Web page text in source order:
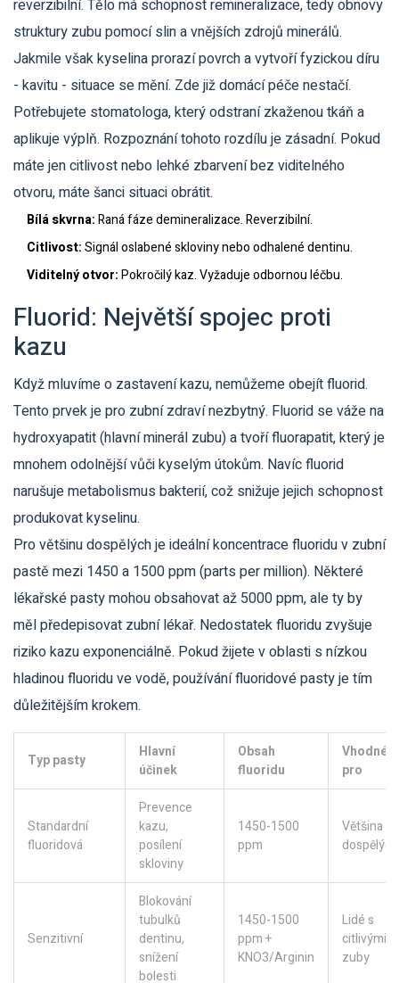
reverzibilní. Tělo má schopnost remineralizace, tedy obnovy
struktury zubu pomocí slin a vnějších zdrojů minerálů.
Jakmile však kyselina prorazí povrch a vytvoří fyzickou díru
- kavitu - situace se mění. Zde již domácí péče nestačí.
Potřebujete stomatologa, který odstraní zkaženou tkáň a
aplikuje výplň. Rozpoznání tohoto rozdílu je zásadní. Pokud
máte jen citlivost nebo lehké zbarvení bez viditelného
otvoru, máte šanci situaci obrátit.
Bílá skvrna:Raná fáze demineralizace. Reverzibilní.
Citlivost:Signál oslabené skloviny nebo odhalené dentinu.
Viditelný otvor:Pokročilý kaz. Vyžaduje odbornou léčbu.
Fluorid: Největší spojec proti
kazu
Když mluvíme o zastavení kazu, nemůžeme obejít fluorid.
Tento prvek je pro zubní zdraví nezbytný. Fluorid se váže na
hydroxyapatit (hlavní minerál zubu) a tvoří fluorapatit, který je
mnohem odolnější vůči kyselým útokům. Navíc fluorid
narušuje metabolismus bakterií, což snižuje jejich schopnost
produkovat kyselinu.
Pro většinu dospělých je ideální koncentrace fluoridu v zubní
pastě mezi 1450 a 1500 ppm (parts per million). Některé
lékařské pasty mohou obsahovat až 5000 ppm, ale ty by
měl předepisovat zubní lékař. Nedostatek fluoridu zvyšuje
riziko kazu exponenciálně. Pokud žijete v oblasti s nízkou
hladinou fluoridu ve vodě, používání fluoridové pasty je tím
důležitějším krokem.
Typ pasty
Hlavní
účinek
Obsah
fluoridu
Vhodné
pro
Standardní
fluoridová
Prevence
kazu,
posílení
skloviny
1450-1500
ppm
Většina
dospělých
Senzitivní
Blokování
tubulků
dentinu,
snížení
bolesti
1450-1500
ppm +
KNO3/Arginin
Lidé s
citlivými
zuby